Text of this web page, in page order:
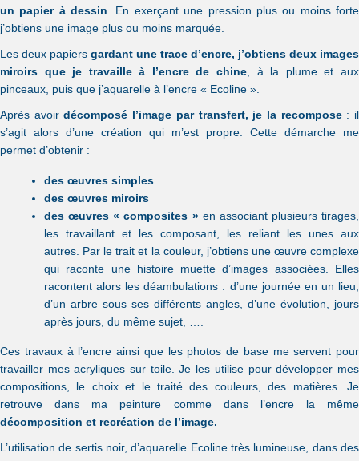
un papier à dessin . En exerçant une pression plus ou moins forte
j’obtiens une image plus ou moins marquée.
Les deux papiers gardant une trace d’encre, j’obtiens deux images
miroirs que je travaille à l’encre de chine , à la plume et aux
pinceaux, puis que j’aquarelle à l’encre « Ecoline ».
Après avoirdécomposé l’image par transfert, je la recompose: il
s’agit alors d’une création qui m’est propre. Cette démarche me
permet d’obtenir :
des œuvres simples
des œuvres miroirs
des œuvres « composites »en associant plusieurs tirages,
les travaillant et les composant, les reliant les unes aux
autres. Par le trait et la couleur, j’obtiens une œuvre complexe
qui raconte une histoire muette d’images associées. Elles
racontent alors les déambulations : d’une journée en un lieu,
d’un arbre sous ses différents angles, d’une évolution, jours
après jours, du même sujet, ….
Ces travaux à l’encre ainsi que les photos de base me servent pour
travailler mes acryliques sur toile. Je les utilise pour développer mes
compositions, le choix et le traité des couleurs, des matières. Je
retrouve dans ma peinture comme dans l’encre la même
décomposition et recréation de l’image.
L’utilisation de sertis noir, d’aquarelle Ecoline très lumineuse, dans des